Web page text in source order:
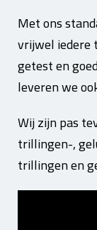
Met ons
vrijwel iedere
getest en
leveren we
Wij zijn pas
trillingen-,
trillingen en